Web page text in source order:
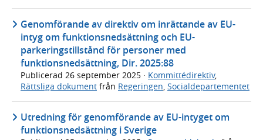
Genomförande av direktiv om inrättande av EU-
intyg om funktionsnedsättning och EU-
parkeringstillstånd för personer med
funktionsnedsättning, Dir. 2025:88
Publicerad 26 september 2025 · Kommittédirektiv,
Rättsliga dokument från Regeringen, Socialdepartementet
Utredning för genomförande av EU-intyget om
funktionsnedsättning i Sverige